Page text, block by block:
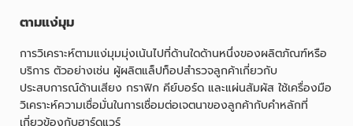
ตามแง่มุม
การวิเคราะห์ตามแง่มุมมุ่งเน้นไปที่ด้านใดด้านหนึ่งของผลิตภัณฑ์หรือ
บริการ ตัวอย่างเช่น ผู้ผลิตแล็ปท็อปสำรวจลูกค้าเกี่ยวกับ
ประสบการณ์ด้านเสียง กราฟิก คีย์บอร์ด และแผ่นสัมผัส ใช้เครื่องมือ
วิเคราะห์ความเชื่อมั่นในการเชื่อมต่อเจตนาของลูกค้ากับคำหลักที่
เกี่ยวข้องกับฮาร์ดแวร์